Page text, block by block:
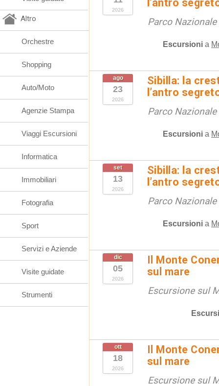
2026
l’antro
Parco
Escursioni a
ago
23
2026
Sibilla: la
l’antro
Parco
Escursioni a
set
13
2026
Sibilla: la
l’antro
Parco
Escursioni a
dic
05
2026
Il Monte
sul mare
Escursione sul
ott
18
2026
Il Monte
sul mare
Escursione sul
Altro
Orchestre
Shopping
Auto/Moto
Agenzie Stampa
Viaggi Escursioni
Informatica
Immobiliari
Fotografia
Sport
Servizi e Aziende
Visite guidate
Strumenti